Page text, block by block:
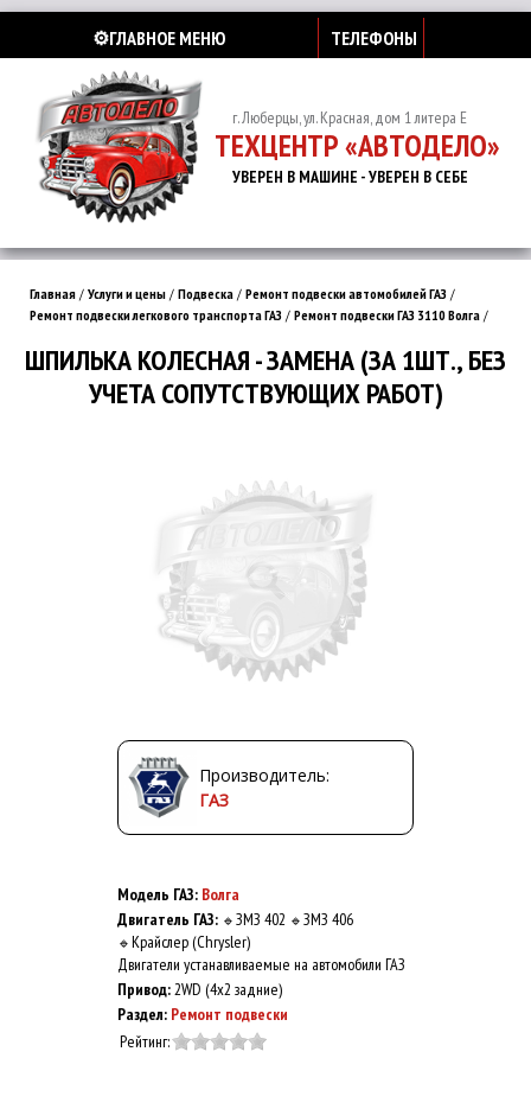
⚙️ГЛАВНОЕ МЕНЮ ТЕЛЕФОНЫ
г. Люберцы, ул. Красная, дом 1 литера Е
ТЕХЦЕНТР «АВТОДЕЛО»
УВЕРЕН В МАШИНЕ - УВЕРЕН В СЕБЕ
Главная / Услуги и цены / Подвеска / Ремонт подвески автомобилей ГАЗ /
Ремонт подвески легкового транспорта ГАЗ / Ремонт подвески ГАЗ 3110 Волга /
ШПИЛЬКА КОЛЕСНАЯ - ЗАМЕНА (ЗА 1ШТ., БЕЗ
УЧЕТА СОПУТСТВУЮЩИХ РАБОТ)
Производитель:
ГАЗ
Модель ГАЗ: Волга
Двигатель ГАЗ: 🔹 ЗМЗ 402 🔹 ЗМЗ 406
🔹 Крайслер (Chrysler)
Двигатели устанавливаемые на автомобили ГАЗ
Привод:2WD (4x2 задние)
Раздел: Ремонт подвески
Рейтинг: